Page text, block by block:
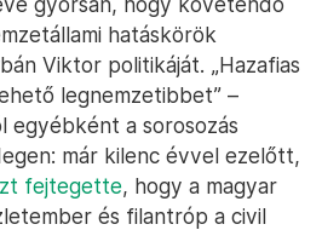
hatáskörök
Viktor politikáját. „Hazafias
legnemzetibbet” –
egyébként a sorosozás
már kilenc évvel ezelőtt,
fejtegette, hogy a magyar
és filantróp a civil